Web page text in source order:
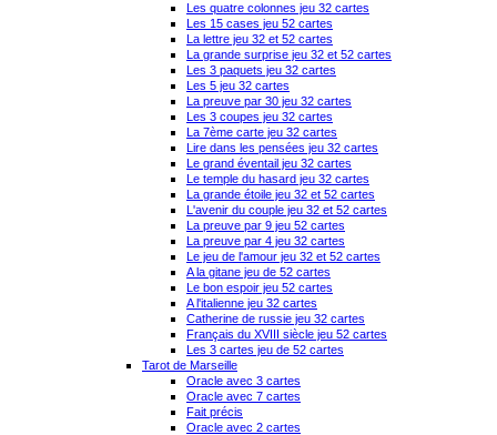
Les quatre colonnes jeu 32 cartes
Les 15 cases jeu 52 cartes
La lettre jeu 32 et 52 cartes
La grande surprise jeu 32 et 52 cartes
Les 3 paquets jeu 32 cartes
Les 5 jeu 32 cartes
La preuve par 30 jeu 32 cartes
Les 3 coupes jeu 32 cartes
La 7ème carte jeu 32 cartes
Lire dans les pensées jeu 32 cartes
Le grand éventail jeu 32 cartes
Le temple du hasard jeu 32 cartes
La grande étoile jeu 32 et 52 cartes
L'avenir du couple jeu 32 et 52 cartes
La preuve par 9 jeu 52 cartes
La preuve par 4 jeu 32 cartes
Le jeu de l'amour jeu 32 et 52 cartes
A la gitane jeu de 52 cartes
Le bon espoir jeu 52 cartes
A l'italienne jeu 32 cartes
Catherine de russie jeu 32 cartes
Français du XVIII siècle jeu 52 cartes
Les 3 cartes jeu de 52 cartes
Tarot de Marseille
Oracle avec 3 cartes
Oracle avec 7 cartes
Fait précis
Oracle avec 2 cartes